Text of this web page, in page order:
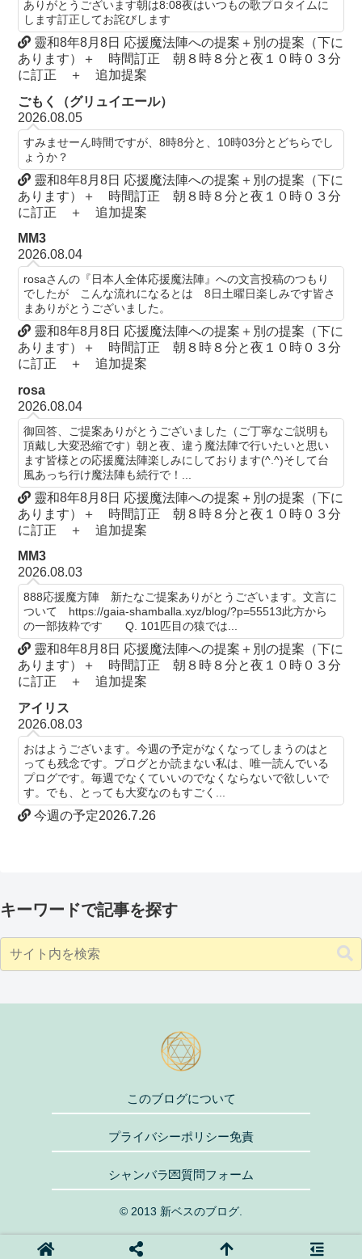
ありがとうございます朝は8:08夜はいつもの歌プロタイムに
します訂正してお詫びします
靈和8年8月8日 応援魔法陣への提案＋別の提案（下に
あります）＋ 時間訂正 朝８時８分と夜１０時０３分
に訂正 ＋ 追加提案
ごもく（グリュイエール）
2026.08.05
すみませーん時間ですが、8時8分と、10時03分とどちらでし
ょうか？
靈和8年8月8日 応援魔法陣への提案＋別の提案（下に
あります）＋ 時間訂正 朝８時８分と夜１０時０３分
に訂正 ＋ 追加提案
MM3
2026.08.04
rosaさんの『日本人全体応援魔法陣』への文言投稿のつもり
でしたが こんな流れになるとは 8日土曜日楽しみです皆さ
まありがとうございました。
靈和8年8月8日 応援魔法陣への提案＋別の提案（下に
あります）＋ 時間訂正 朝８時８分と夜１０時０３分
に訂正 ＋ 追加提案
rosa
2026.08.04
御回答、ご提案ありがとうございました（ご丁寧なご説明も
頂戴し大変恐縮です）朝と夜、違う魔法陣で行いたいと思い
ます皆様との応援魔法陣楽しみにしております(^.^)そして台
風あっち行け魔法陣も続行で！...
靈和8年8月8日 応援魔法陣への提案＋別の提案（下に
あります）＋ 時間訂正 朝８時８分と夜１０時０３分
に訂正 ＋ 追加提案
MM3
2026.08.03
888応援魔方陣 新たなご提案ありがとうございます。文言に
ついて https://gaia-shamballa.xyz/blog/?p=55513此方から
の一部抜粋です Q. 101匹目の猿では...
靈和8年8月8日 応援魔法陣への提案＋別の提案（下に
あります）＋ 時間訂正 朝８時８分と夜１０時０３分
に訂正 ＋ 追加提案
アイリス
2026.08.03
おはようございます。今週の予定がなくなってしまうのはと
っても残念です。プログとか読まない私は、唯一読んでいる
プログです。毎週でなくていいのでなくならないで欲しいで
す。でも、とっても大変なのもすごく...
今週の予定2026.7.26
キーワードで記事を探す
このブログについて
プライバシーポリシー免責
シャンバラ💌質問フォーム
© 2013 新ベスのブログ.